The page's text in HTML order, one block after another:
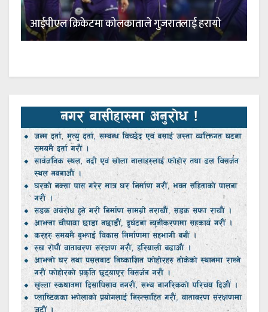
आईपीएल क्रिकेटमा कोलकाताले गुजरातलाई हरायो